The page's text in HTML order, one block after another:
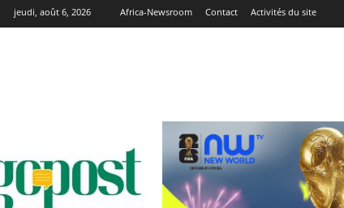
jeudi, août 6, 2026 Africa-Newsroom Contact Activités du site